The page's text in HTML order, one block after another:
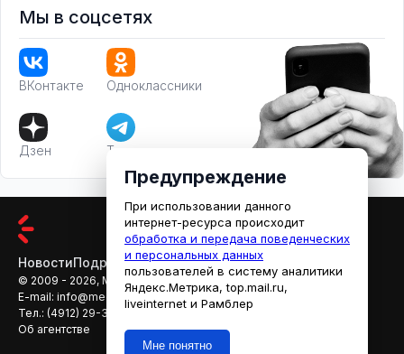
Мы в соцсетях
ВКонтакте Одноклассники
Дзен Телеграм
НовостиПодробностиАфишаКино
© 2009 - 2026, МЕДИАРЯЗАНЬ
E-mail: info@mediaryazan.ru,reklama@mediaryazan.ru
Тел.: (4912) 29-33-66
Об агентстве
Предупреждение
При использовании данного
интернет-ресурса происходит
обработка и передача поведенческих
и персональных данных
пользователей в систему аналитики
Яндекс.Метрика, top.mail.ru,
liveinternet и Рамблер
Мне понятно